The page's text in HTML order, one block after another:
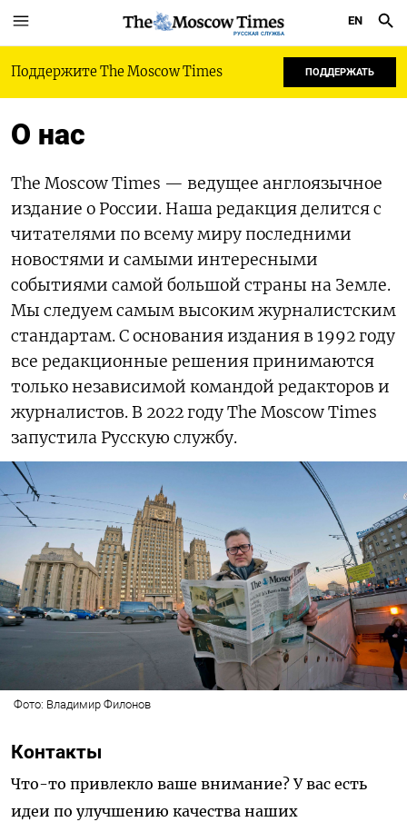
РУССКАЯ СЛУЖБА
EN
Поддержите The Moscow Times ПОДДЕРЖАТЬ
О нас
The Moscow Times — ведущее англоязычное
издание о России. Наша редакция делится с
читателями по всему миру последними
новостями и самыми интересными
событиями самой большой страны на Земле.
Мы следуем самым высоким журналистским
стандартам. С основания издания в 1992 году
все редакционные решения принимаются
только независимой командой редакторов и
журналистов. В 2022 году The Moscow Times
запустила Русскую службу.
Фото: Владимир Филонов
Контакты
Что-то привлекло ваше внимание? У вас есть
идеи по улучшению качества наших